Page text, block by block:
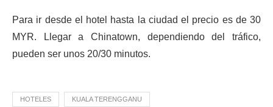
Para ir desde el hotel hasta la ciudad el precio es de 30
MYR. Llegar a Chinatown, dependiendo del tráfico,
pueden ser unos 20/30 minutos.
HOTELES KUALA TERENGGANU